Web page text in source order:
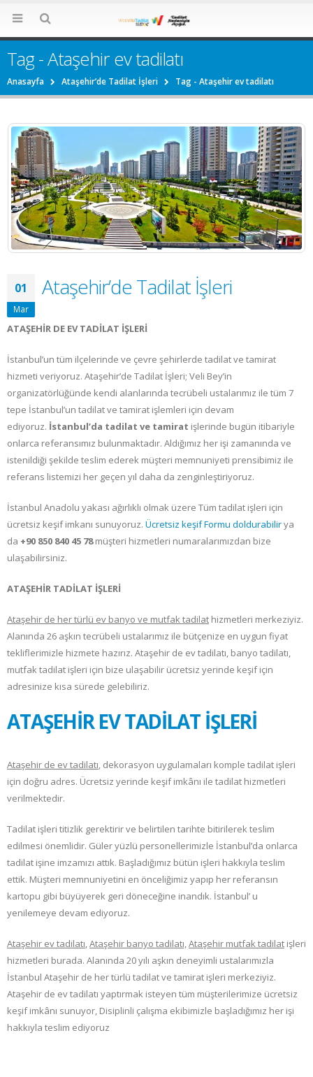
Tag - Ataşehir ev tadilatı
Anasayfa Ataşehir’de Tadilat İşleri Tag - Ataşehir ev tadilatı
01
Mar
Ataşehir’de Tadilat İşleri
ATAŞEHİR DE EV TADİLAT İŞLERİ
İstanbul’un tüm ilçelerinde ve çevre şehirlerde tadilat ve tamirat
hizmeti veriyoruz. Ataşehir’de Tadilat İşleri; Veli Bey’in
organizatörlüğünde kendi alanlarında tecrübeli ustalarımız ile tüm 7
tepe İstanbul’un tadilat ve tamirat işlemleri için devam
ediyoruz. İstanbul’da tadilat ve tamirat işlerinde bugün itibariyle
onlarca referansımız bulunmaktadır. Aldığımız her işi zamanında ve
istenildiği şekilde teslim ederek müşteri memnuniyeti prensibimiz ile
referans listemizi her geçen yıl daha da zenginleştiriyoruz.
İstanbul Anadolu yakası ağırlıklı olmak üzere Tüm tadilat işleri için
ücretsiz keşif imkanı sunuyoruz. Ücretsiz keşif Formu doldurabilirya
da +90 850 840 45 78müşteri hizmetleri numaralarımızdan bize
ulaşabilirsiniz.
ATAŞEHİR TADİLAT İŞLERİ
Ataşehir de her türlü ev banyo ve mutfak tadilat hizmetleri merkeziyiz.
Alanında 26 aşkın tecrübeli ustalarımız ile bütçenize en uygun fiyat
tekliflerimizle hizmete hazırız. Ataşehir de ev tadilatı, banyo tadilatı,
mutfak tadilat işleri için bize ulaşabilir ücretsiz yerinde keşif için
adresinize kısa sürede gelebiliriz.
ATAŞEHİR EV TADİLAT İŞLERİ
Ataşehir de ev tadilatı, dekorasyon uygulamaları komple tadilat işleri
için doğru adres. Ücretsiz yerinde keşif imkânı ile tadilat hizmetleri
verilmektedir.
Tadilat işleri titizlik gerektirir ve belirtilen tarihte bitirilerek teslim
edilmesi önemlidir. Güler yüzlü personellerimizle İstanbul’da onlarca
tadilat işine imzamızı attık. Başladığımız bütün işleri hakkıyla teslim
ettik. Müşteri memnuniyetini en önceliğimiz yapıp her referansın
kartopu gibi büyüyerek geri döneceğine inandık. İstanbul’ u
yenilemeye devam ediyoruz.
Ataşehir ev tadilatı,Ataşehir banyo tadilatı,Ataşehir mutfak tadilat işleri
hizmetleri burada. Alanında 20 yılı aşkın deneyimli ustalarımızla
İstanbul Ataşehir de her türlü tadilat ve tamirat işleri merkeziyiz.
Ataşehir de ev tadilatı yaptırmak isteyen tüm müşterilerimize ücretsiz
keşif imkânı sunuyor, Disiplinli çalışma ekibimizle başladığımız her işi
hakkıyla teslim ediyoruz